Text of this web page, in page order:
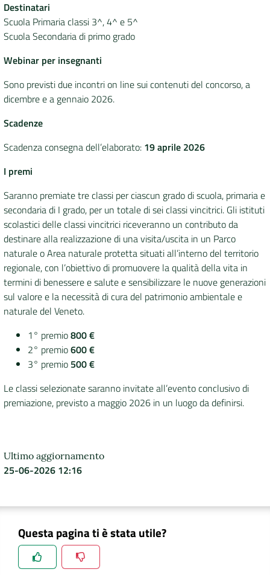
Destinatari
Scuola Primaria classi 3^, 4^ e 5^
Scuola Secondaria di primo grado
Webinar per insegnanti
Sono previsti due incontri on line sui contenuti del concorso, a
dicembre e a gennaio 2026.
Scadenze
Scadenza consegna dell’elaborato: 19aprile 2026
I premi
Saranno premiate tre classi per ciascun grado di scuola, primaria e
secondaria di I grado, per un totale di sei classi vincitrici. Gli istituti
scolastici delle classi vincitrici riceveranno un contributo da
destinare alla realizzazione di una visita/uscita in un Parco
naturale o Area naturale protetta situati all’interno del territorio
regionale, con l’obiettivo di promuovere la qualità della vita in
termini di benessere e salute e sensibilizzare le nuove generazioni
sul valore e la necessità di cura del patrimonio ambientale e
naturale del Veneto.
1° premio800 €
2° premio600 €
3° premio 500 €
Le classi selezionate saranno invitate all’evento conclusivo di
premiazione, previsto a maggio 2026 in un luogo da definirsi.
Ultimo aggiornamento
25-06-2026 12:16
Questa pagina ti è stata utile?